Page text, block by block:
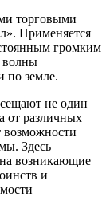
торговыми
Применяется
громким
волны
по земле.
не один
от различных
возможности
Здесь
на возникающие
и